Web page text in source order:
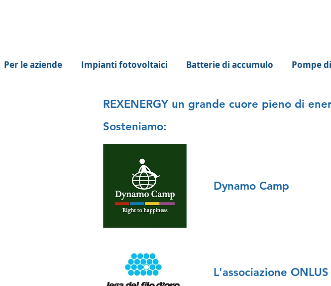
Per le aziende Impianti fotovoltaici Batterie di accumulo Pompe
REXENERGY un grande cuore pieno di
Sosteniamo:
Dynamo Camp
L'associazione